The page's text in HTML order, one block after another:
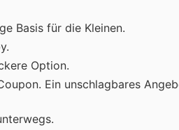
Basis für die Kleinen.
Option.
Ein unschlagbares